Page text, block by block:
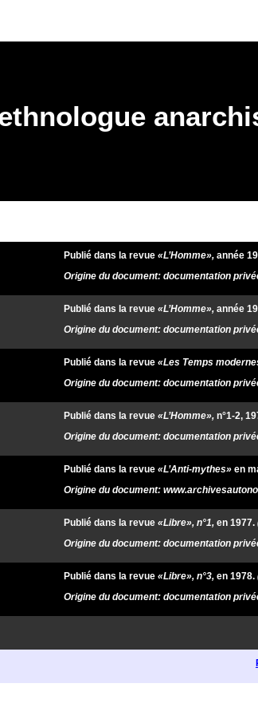
Publié dans la revue «L’Homme», année
Origine du document: documentation
Publié dans la revue «L’Homme», année
Origine du document: documentation
Publié dans la revue «Les Temps
Origine du document: documentation
Publié dans la revue «L’Homme», n°1-2,
Origine du document: documentation
Publié dans la revue «L’Anti-mythes» en
Origine du document:
Publié dans la revue «Libre», n°1, en 1977.
Origine du document: documentation
Publié dans la revue «Libre», n°3, en 1978.
Origine du document: documentation